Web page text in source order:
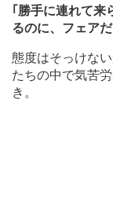
｢勝手に連れて来
るのに、フェア
態度はそっけな
たちの中で気苦
き。